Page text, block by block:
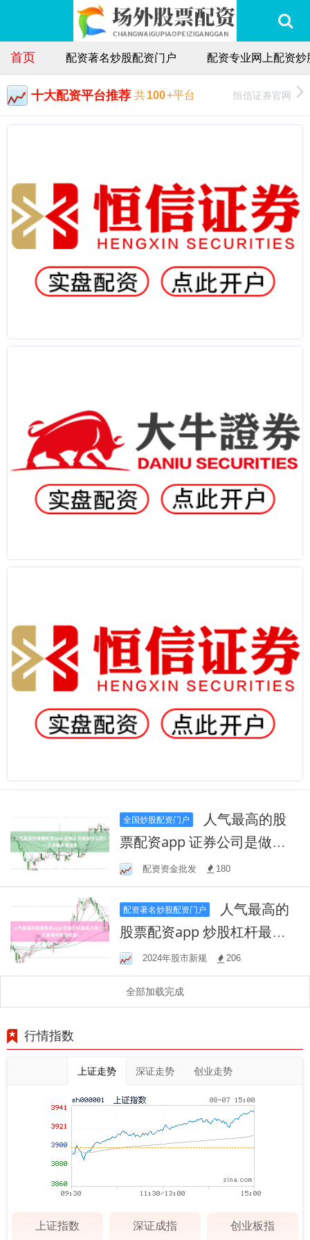
首页 配资著名炒股配资门户 配资专业网上配资炒
十大配资平台推荐 共100+平台 恒信证券官网
全国炒股配资门户
票配资app 证券公司是做什
么的？一文读懂券商业务
配资资金批发 180
配资著名炒股配资门户
股票配资app 炒股杠杆最高
几倍？一文看懂风险与收
益！
2024年股市新规 206
全部加载完成
行情指数
上证走势 深证走势 创业走势
上证指数 深证成指 创业板指